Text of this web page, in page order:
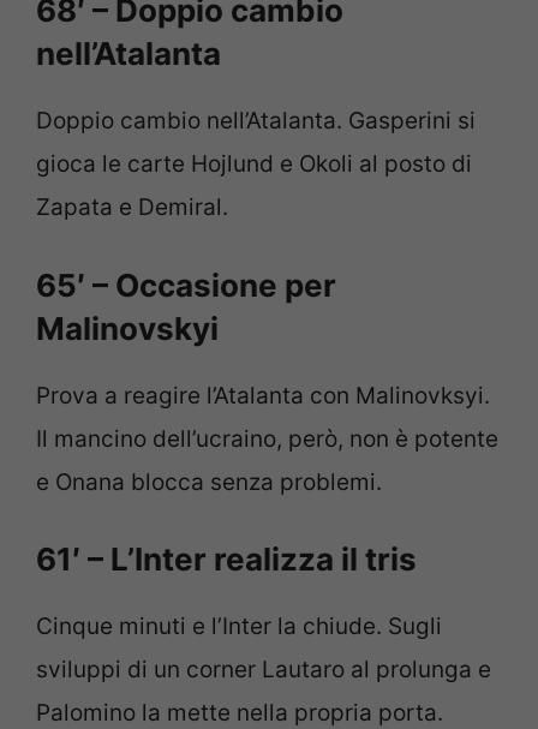
68′ – Doppio cambio
nell’Atalanta
Doppio cambio nell’Atalanta. Gasperini si
gioca le carte Hojlund e Okoli al posto di
Zapata e Demiral.
65′ – Occasione per
Malinovskyi
Prova a reagire l’Atalanta con Malinovksyi.
Il mancino dell’ucraino, però, non è potente
e Onana blocca senza problemi.
61′ – L’Inter realizza il tris
Cinque minuti e l’Inter la chiude. Sugli
sviluppi di un corner Lautaro al prolunga e
Palomino la mette nella propria porta.